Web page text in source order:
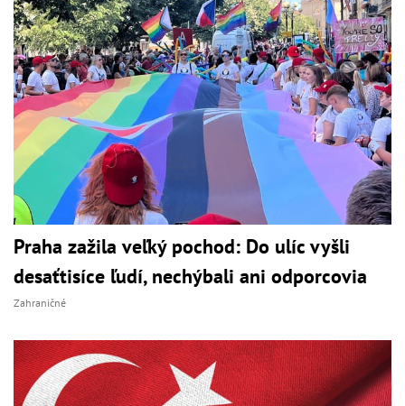
Praha zažila veľký pochod: Do ulíc vyšli
desaťtisíce ľudí, nechýbali ani odporcovia
Zahraničné